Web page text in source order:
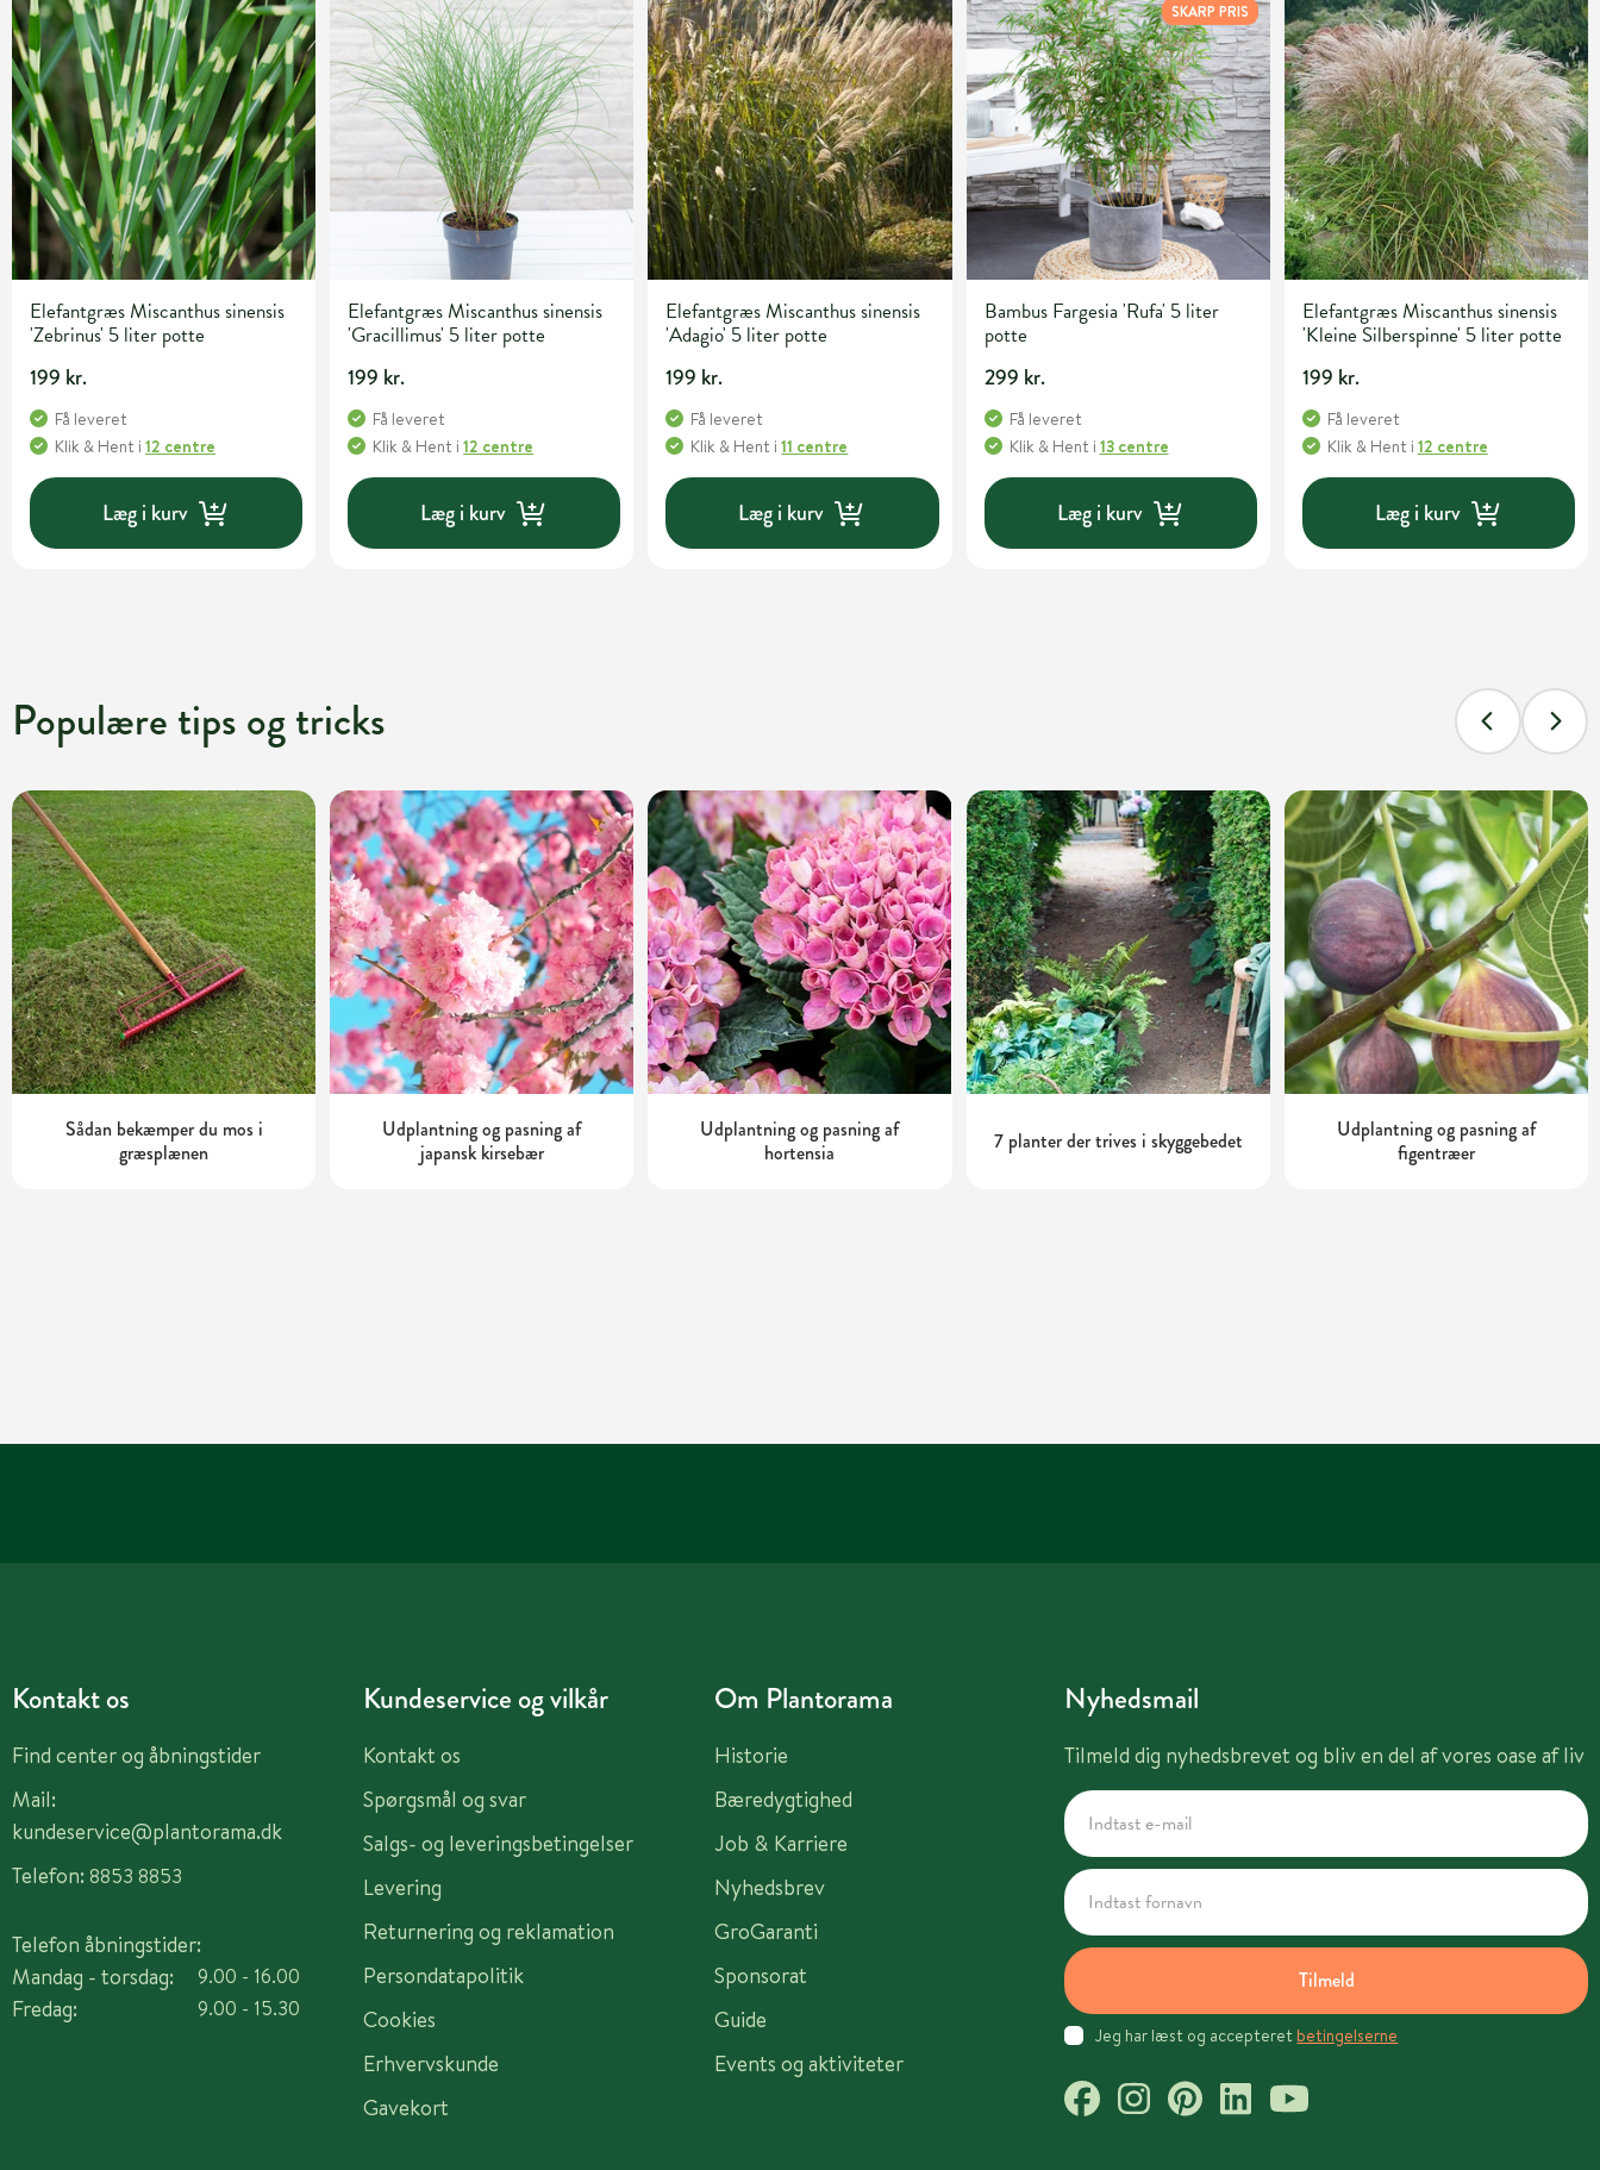
Elefantgræs Miscanthus sinensis
'Zebrinus' 5 liter potte
199 kr.
Få leveret
Klik & Hent i 12 centre
Læg i kurv
Elefantgræs Miscanthus sinensis
'Gracillimus' 5 liter potte
199 kr.
Få leveret
Klik & Hent i12 centre
Læg i kurv
Elefantgræs Miscanthus sinensis
'Adagio' 5 liter potte
199 kr.
Få leveret
Klik & Hent i11 centre
Læg i kurv
SKARP PRIS
Bambus Fargesia 'Rufa' 5 liter
potte
299 kr.
Få leveret
Klik & Hent i 13 centre
Læg i kurv
Elefantgræs Miscanthus sinensis
'Kleine Silberspinne' 5 liter potte
199 kr.
Få leveret
Klik & Hent i 12 centre
Læg i kurv
Populære tips og tricks
Sådan bekæmper du mos i
græsplænen
Udplantning og pasning af
japansk kirsebær
Udplantning og pasning af
hortensia
7 planter der trives i skyggebedet
Udplantning og pasning af
figentræer
Kontakt os
Find center og åbningstider
Mail:
kundeservice@plantorama.dk
Telefon: 8853 8853
Telefon åbningstider:
Mandag - torsdag:
Fredag:
9.00 - 16.00
9.00 - 15.30
Kundeservice og vilkår
Kontakt os
Spørgsmål og svar
Salgs- og leveringsbetingelser
Levering
Returnering og reklamation
Persondatapolitik
Cookies
Erhvervskunde
Gavekort
Om Plantorama
Historie
Bæredygtighed
Job & Karriere
Nyhedsbrev
GroGaranti
Sponsorat
Guide
Events og aktiviteter
Nyhedsmail
Tilmeld dig nyhedsbrevet og bliv en del af vores oase af liv
Tilmeld
Jeg har læst og accepteret betingelserne